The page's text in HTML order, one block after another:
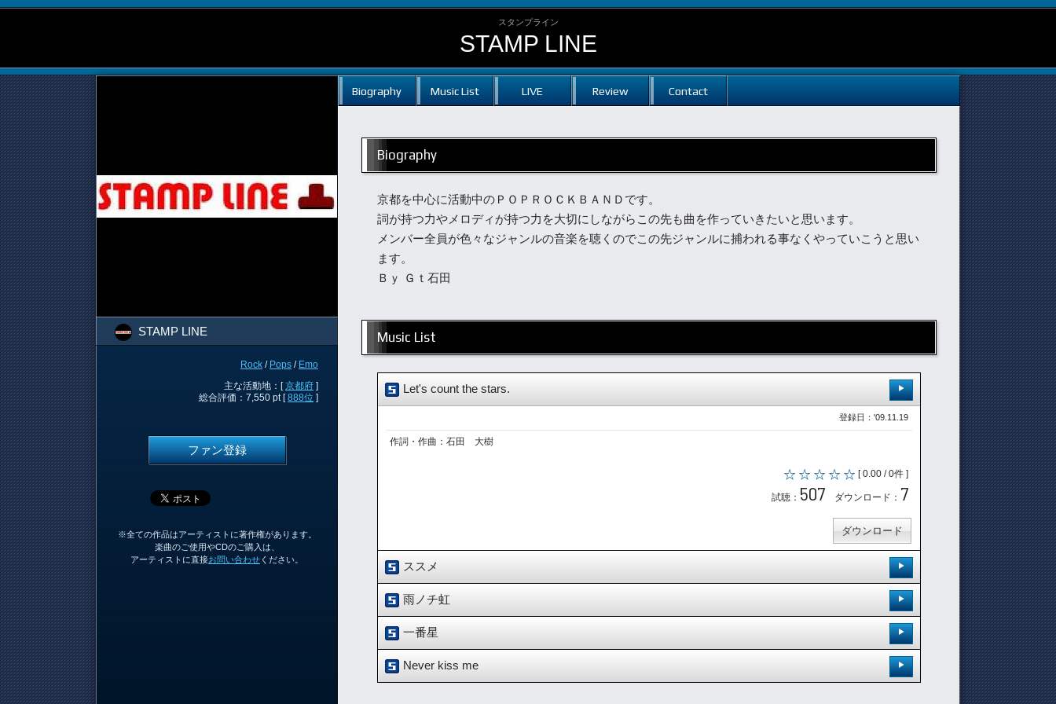
スタンプライン
STAMP LINE
STAMP LINE
Rock / Pops / Emo
主な活動地：[京都府 ]
総合評価：7,550 pt [888位 ]
ファン登録
※全ての作品はアーティストに著作権があります。
楽曲のご使用やCDのご購入は、
アーティストに直接お問い合わせ ください。
Biography Music List LIVE Review Contact
Biography
京都を中心に活動中のＰＯＰＲＯＣＫＢＡＮＤです。
詞が持つ力やメロディが持つ力を大切にしながらこの先も曲を作っていきたいと思います。
メンバー全員が色々なジャンルの音楽を聴くのでこの先ジャンルに捕われる事なくやっていこうと思い
ます。
Ｂｙ Ｇｔ石田
Music List
Let's count the stars.
登録日：'09.11.19
作詞・作曲：石田 大樹
[ 0.00 / 0件 ]
試聴： 507 ダウンロード： 7
ダウンロード
ススメ
登録日：'09.11.25
作詞・作曲：石田 大樹
[ 0.00 / 0件 ]
ダウンロード：7
雨ノチ虹
登録日：'09.11.25
作詞：石田 大樹・江川 卓馬 作曲：石田 大樹
[ 0.00 / 0件 ]
一番星
登録日：'10.4.12
Never kiss me